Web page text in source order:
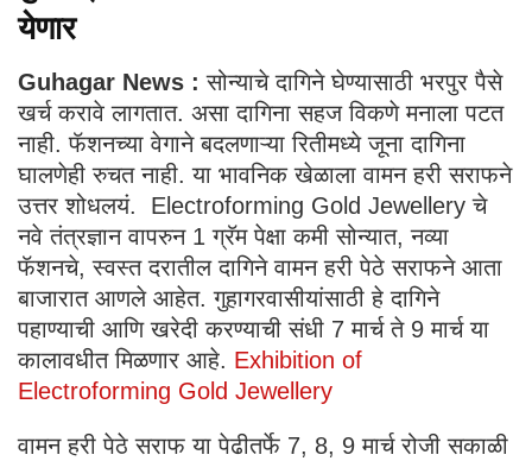
येणार
Guhagar News : सोन्याचे दागिने घेण्यासाठी भरपुर पैसे
खर्च करावे लागतात. असा दागिना सहज विकणे मनाला पटत
नाही. फॅशनच्या वेगाने बदलणाऱ्या रितीमध्ये जूना दागिना
घालणेही रुचत नाही. या भावनिक खेळाला वामन हरी सराफने
उत्तर शोधलयं. Electroforming Gold Jewellery चे
नवे तंत्रज्ञान वापरुन 1 ग्रॅम पेक्षा कमी सोन्यात, नव्या
फॅशनचे, स्वस्त दरातील दागिने वामन हरी पेठे सराफने आता
बाजारात आणले आहेत. गुहागरवासीयांसाठी हे दागिने
पहाण्याची आणि खरेदी करण्याची संधी 7 मार्च ते 9 मार्च या
कालावधीत मिळणार आहे. Exhibition of
Electroforming Gold Jewellery
वामन हरी पेठे सराफ या पेढीतर्फे 7, 8, 9 मार्च रोजी सकाळी